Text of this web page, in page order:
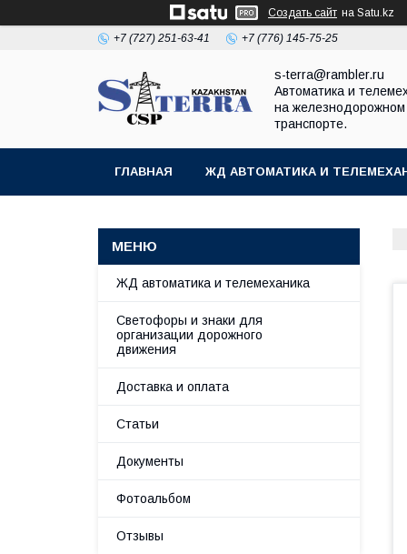
Создать сайт на Satu.kz
+7 (727) 251-63-41 +7 (776) 145-75-25
s-terra@rambler.ru
Автоматика и
на железнодорожном
транспорте.
ГЛАВНАЯ ЖД АВТОМАТИКА И
ЖД автоматика и телемеханика
Светофоры и знаки для
организации дорожного
движения
Доставка и оплата
Статьи
Документы
Фотоальбом
Отзывы